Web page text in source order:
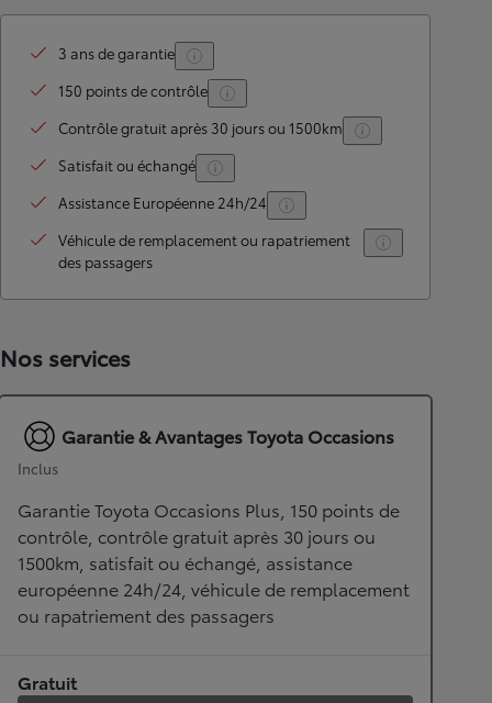
3 ans de garantie
150 points de contrôle
Contrôle gratuit après 30 jours ou 1500km
Satisfait ou échangé
Assistance Européenne 24h/24
Véhicule de remplacement ou rapatriement
des passagers
Nos services
Garantie & Avantages Toyota Occasions
Inclus
Garantie Toyota Occasions Plus, 150 points de
contrôle, contrôle gratuit après 30 jours ou
1500km, satisfait ou échangé, assistance
européenne 24h/24, véhicule de remplacement
ou rapatriement des passagers
Gratuit